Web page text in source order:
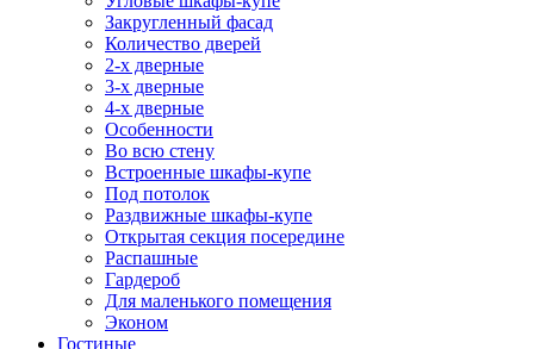
Закругленный фасад
Количество дверей
2-х дверные
3-х дверные
4-х дверные
Особенности
Во всю стену
Встроенные шкафы-купе
Под потолок
Раздвижные шкафы-купе
Открытая секция посередине
Распашные
Гардероб
Для маленького помещения
Эконом
Гостиные